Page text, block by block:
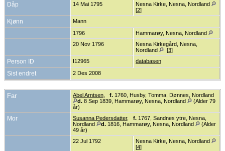
Dåp 14 Mai 1795
Nesna Kirke, Nesna, Nordland
[2]
Kjønn
Mann
1796
Hammarøy, Nesna, Nordland
20 Nov 1796
Nesna Kirkegård, Nesna,
Nordland
[3]
Person ID I12965 databasen
Sist endret 2 Des 2008
Far Abel Arntsen f. 1760, Husby, Tomma, Dønnes, Nordland
d. 8 Sep 1839, Hammarøy, Nesna, Nordland
(Alder 79
år)
Mor Susanna Pedersdatter, f. 1767, Sandnes ytre, Nesna,
Nordland
d. 1816, Hammarøy, Nesna, Nordland
(Alder
49 år)
22 Jul 1792
Nesna Kirke, Nesna, Nordland
[4]